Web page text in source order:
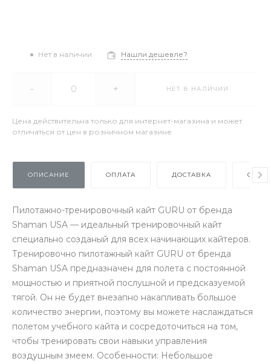
Нет в наличии Нашли дешевле?
- + НЕТ В НАЛИЧИИ
Цена действительна только для интернет-магазина и может
отличаться от цен в розничном магазине
ОПИСАНИЕ ОПЛАТА ДОСТАВКА
Пилотажно-тренировочный кайт GURU от бренда
Shaman USA — идеальный тренировочный кайт
специально созданый для всех начинающих кайтеров.
Тренировочно пилотажный кайт GURU от бренда
Shaman USA предназначен для полета с постоянной
мощностью и приятной послушной и предсказуемой
тягой. Он не будет внезапно накапливать большое
количество энергии, поэтому вы можете наслаждаться
полетом учебного кайта и сосредоточиться на том,
чтобы тренировать свои навыки управления
воздушным змеем. Особенности: Небольшое